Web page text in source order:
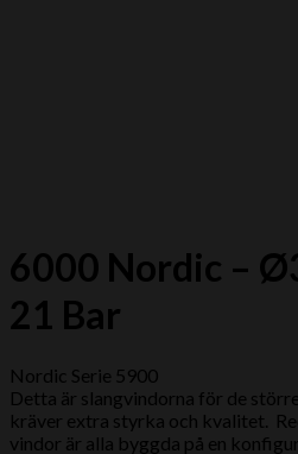
6000 Nordic –
21 Bar
Nordic Serie 5900
Detta är slangvindorna för de
kräver extra styrka och kvalitet.
vindor är alla byggda på en